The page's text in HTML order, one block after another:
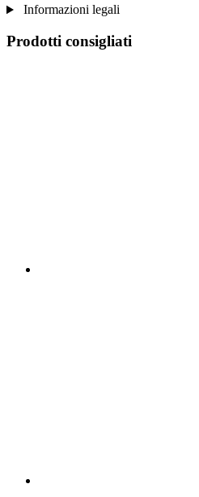
Informazioni legali
Prodotti consigliati